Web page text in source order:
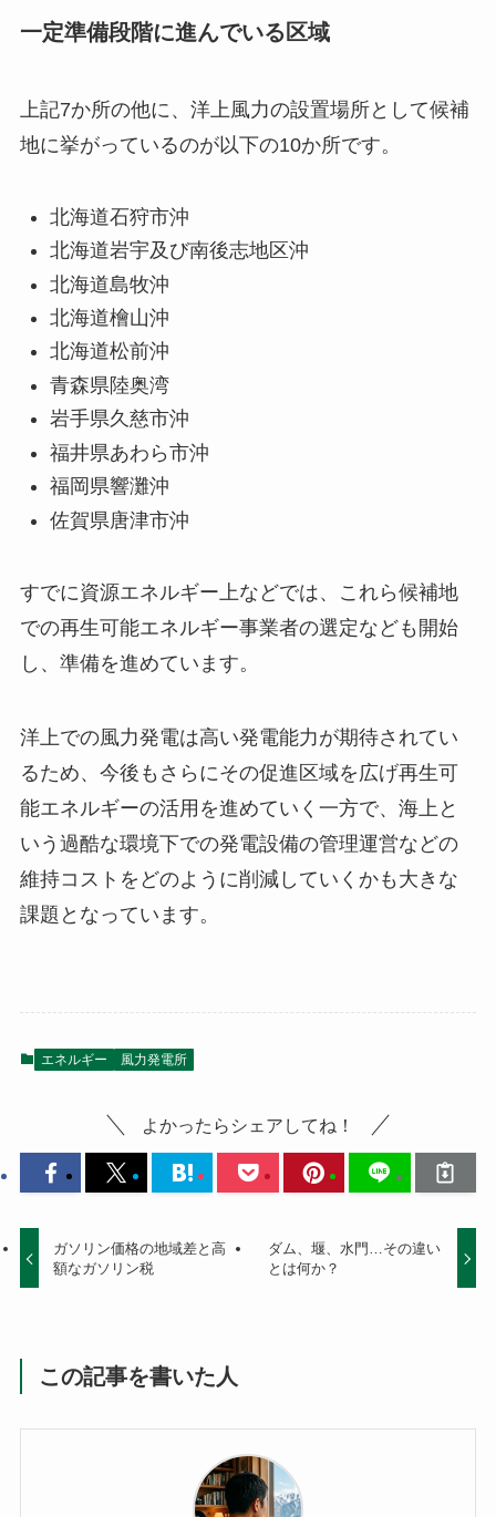
一定準備段階に進んでいる区域
上記7か所の他に、洋上風力の設置場所として候補
地に挙がっているのが以下の10か所です。
北海道石狩市沖
北海道岩宇及び南後志地区沖
北海道島牧沖
北海道檜山沖
北海道松前沖
青森県陸奥湾
岩手県久慈市沖
福井県あわら市沖
福岡県響灘沖
佐賀県唐津市沖
すでに資源エネルギー上などでは、これら候補地
での再生可能エネルギー事業者の選定なども開始
し、準備を進めています。
洋上での風力発電は高い発電能力が期待されてい
るため、今後もさらにその促進区域を広げ再生可
能エネルギーの活用を進めていく一方で、海上と
いう過酷な環境下での発電設備の管理運営などの
維持コストをどのように削減していくかも大きな
課題となっています。
エネルギー 風力発電所
よかったらシェアしてね！
ガソリン価格の地域差と高
額なガソリン税
ダム、堰、水門…その違い
とは何か？
この記事を書いた人